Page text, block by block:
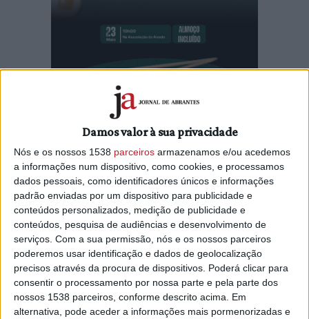
Damos valor à sua privacidade
Nós e os nossos 1538 parceiros armazenamos e/ou acedemos
a informações num dispositivo, como cookies, e processamos
dados pessoais, como identificadores únicos e informações
padrão enviadas por um dispositivo para publicidade e
conteúdos personalizados, medição de publicidade e
conteúdos, pesquisa de audiências e desenvolvimento de
serviços. Com a sua permissão, nós e os nossos parceiros
poderemos usar identificação e dados de geolocalização
precisos através da procura de dispositivos. Poderá clicar para
consentir o processamento por nossa parte e pela parte dos
nossos 1538 parceiros, conforme descrito acima. Em
alternativa, pode aceder a informações mais pormenorizadas e
A ARCD Aivado, com o apoio do Município de Vila de Rei,
organiza, no próximo sábado, dia 23 de maio, a partir das
10h00, mais uma edição do Torneio de Snooker
Interassociações.
A atividade, que comemora este ano a sua XXIX edição, faz
parte do programa das Jornadas Desportivas do concelho
de Vila de Rei e promete um dia repleto de
companheirismo e socialização.
Inscrições e mais informações através do número 919 137
620 ou arcd.aivado@gmail.com